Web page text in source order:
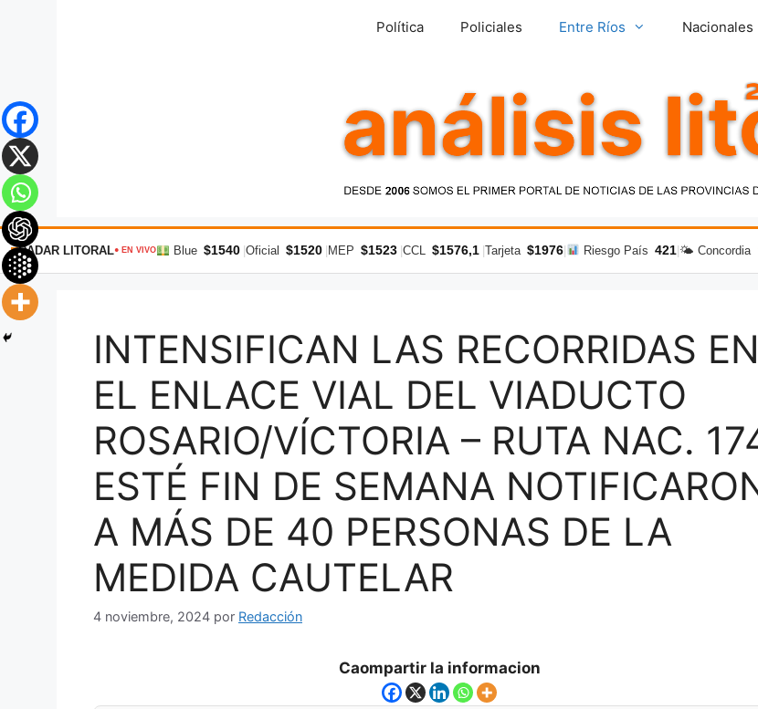
Política Policiales Entre Ríos Nacionales
RADAR LITORAL● EN VIVO Blue $1540 Oficial $1520 MEP $1523 CCL $1576,1 Tarjeta $1976| Riesgo País 421| 🌤 Concordia
INTENSIFICAN LAS RECORRIDAS EN
EL ENLACE VIAL DEL VIADUCTO
ROSARIO/VÍCTORIA – RUTA NAC.
ESTÉ FIN DE SEMANA
A MÁS DE 40 PERSONAS DE LA
MEDIDA CAUTELAR
4 noviembre, 2024 por Redacción
Caompartir la informacion